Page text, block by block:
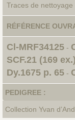
Traces de nettoyage
RÉFÉRENCE
Cl-MRF34125-
SCF.21 (169 ex.)
Dy.1675 p. 65-
PEDIGREE :
Collection Yvan